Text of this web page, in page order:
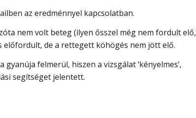
az eredménnyel kapcsolatban.
nem volt beteg (ilyen ősszel még nem fordult elő,
előfordult, de a rettegett köhögés nem jött elő.
felmerül, hiszen a vizsgálat ‘kényelmes’,
segítséget jelentett.